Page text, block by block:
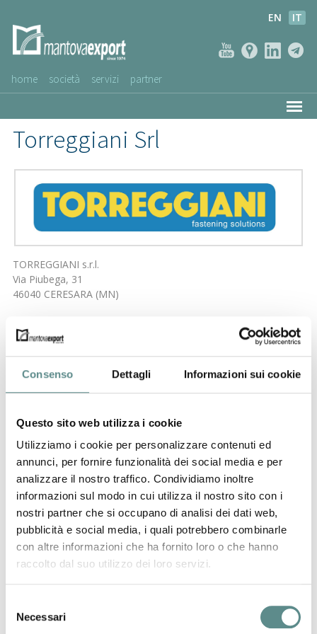
Consenso Dettagli Informazioni sui cookie
Questo sito web utilizza i cookie
Utilizziamo i cookie per personalizzare contenuti ed
annunci, per fornire funzionalità dei social media e per
analizzare il nostro traffico. Condividiamo inoltre
informazioni sul modo in cui utilizza il nostro sito con i
nostri partner che si occupano di analisi dei dati web,
pubblicità e social media, i quali potrebbero combinarle
con altre informazioni che ha fornito loro o che hanno
raccolto dal suo utilizzo dei loro servizi.
delNecessari
EN IT
home società servizi partner
AZIENDE CLIENTI
SERVIZIO CLIENTI
Torreggiani Srl
TORREGGIANI s.r.l.
Via Piubega, 31
46040 CERESARA (MN)
Fax +39 0376 87481
Internet
www.torreggianisrl.it
info@torreggianisrl.it
AZIENDA
L’ Azienda TORREGGIANI S.R.L. nasce a Redondesco in provincia di
Mantova nel 1974, dall’idea dei due fratelli Livio e Carlo Torreggiani
Livio cura la parte commerciale mentre Carlo, più giovane, si occupa
della parte produttiva.
Costruiscono ARTIGIANALMENTE una macchina per produrre i primi
PUNTI METALLICI, da offrire ad una limitata clientela nel settore del
ulteriori macchine produttive, sempre assemblate internamente. Si
assumono giovani dipendenti, considerati come familiari, e ci si